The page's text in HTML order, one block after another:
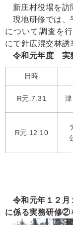
新庄村役場を訪
現地研修では、
について調査を
にて針広混交林誘
令和元年度 実
日時
R元.7.31
R元.12.10
令和元年１２月
に係る実務研修②